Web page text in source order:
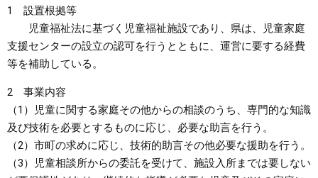
1 設置根拠等
児童福祉法に基づく児童福祉施設であり、県は、児童家庭
支援センターの設立の認可を行うとともに、運営に要する経費
等を補助している。
2 事業内容
（1）児童に関する家庭その他からの相談のうち、専門的な知識
及び技術を必要とするものに応じ、必要な助言を行う。
（2）市町の求めに応じ、技術的助言その他必要な援助を行う。
（3）児童相談所からの委託を受けて、施設入所までは要しない